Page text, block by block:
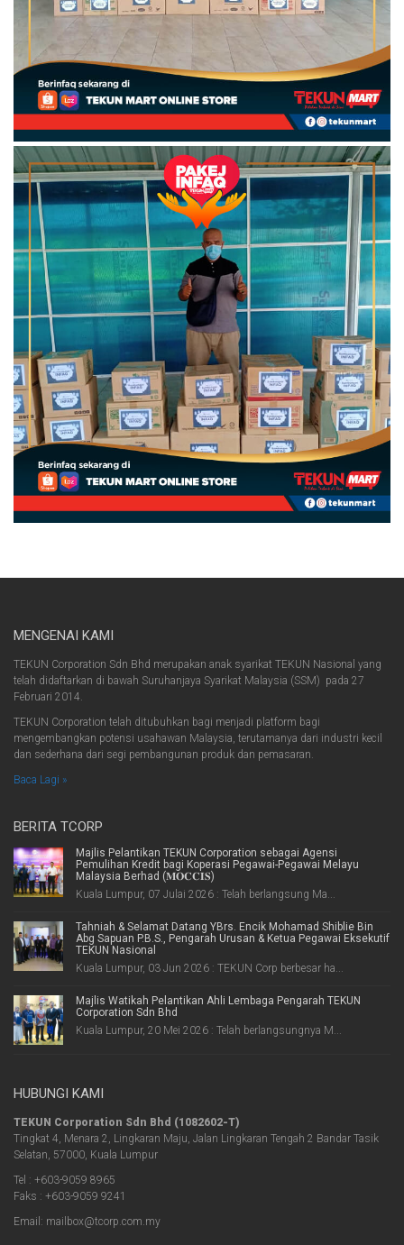
MENGENAI KAMI
TEKUN Corporation Sdn Bhd merupakan anak syarikat TEKUN Nasional yang
telah didaftarkan di bawah Suruhanjaya Syarikat Malaysia (SSM) pada 27
Februari 2014.
TEKUN Corporation telah ditubuhkan bagi menjadi platform bagi
mengembangkan potensi usahawan Malaysia, terutamanya dari industri kecil
dan sederhana dari segi pembangunan produk dan pemasaran.
Baca Lagi »
BERITA TCORP
Majlis Pelantikan TEKUN Corporation sebagai Agensi
Pemulihan Kredit bagi Koperasi Pegawai-Pegawai Melayu
Malaysia Berhad (𝐌𝐎𝐂𝐂𝐈𝐒)
Kuala Lumpur, 07 Julai 2026 : Telah berlangsung Ma...
Tahniah & Selamat Datang YBrs. Encik Mohamad Shiblie Bin
Abg Sapuan P.B.S., Pengarah Urusan & Ketua Pegawai Eksekutif
TEKUN Nasional
Kuala Lumpur, 03 Jun 2026 : TEKUN Corp berbesar ha...
Majlis Watikah Pelantikan Ahli Lembaga Pengarah TEKUN
Corporation Sdn Bhd
Kuala Lumpur, 20 Mei 2026 : Telah berlangsungnya M...
HUBUNGI KAMI
TEKUN Corporation Sdn Bhd (1082602-T)
Tingkat 4, Menara 2, Lingkaran Maju, Jalan Lingkaran Tengah 2 Bandar Tasik
Selatan, 57000, Kuala Lumpur
Tel : +603-9059 8965
Faks : +603-9059 9241
Email: mailbox@tcorp.com.my